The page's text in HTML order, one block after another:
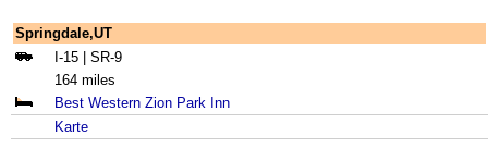
Springdale,UT
I-15 | SR-9
164 miles
Best Western Zion Park Inn
Karte